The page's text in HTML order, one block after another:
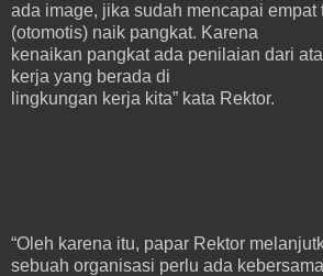
ada image, jika sudah mencapai empat
(otomotis) naik pangkat. Karena
kenaikan pangkat ada penilaian dari
kerja yang berada di
lingkungan kerja kita” kata Rektor.
“Oleh karena itu, papar Rektor
sebuah organisasi perlu ada